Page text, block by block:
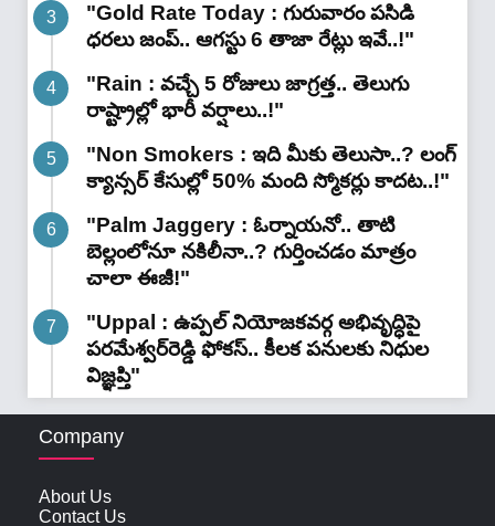
"Gold Rate Today : గురువారం పసిడి
ధరలు జంప్.. ఆగస్టు 6 తాజా రేట్లు ఇవే..!"
"Rain : వచ్చే 5 రోజులు జాగ్రత్త.. తెలుగు
రాష్ట్రాల్లో భారీ వ‌ర్షాలు..!"
"Non Smokers : ఇది మీకు తెలుసా..? లంగ్
క్యాన్సర్ కేసుల్లో 50% మంది స్మోకర్లు కాదట..!"
"Palm Jaggery : ఓర్నాయనో.. తాటి
బెల్లంలోనూ నకిలీనా..? గుర్తించడం మాత్రం
చాలా ఈజీ!"
"Uppal : ఉప్పల్ నియోజకవర్గ అభివృద్ధిపై
పరమేశ్వర్‌రెడ్డి ఫోకస్.. కీలక పనులకు నిధుల
విజ్ఞప్తి"
Company
About Us
Contact Us